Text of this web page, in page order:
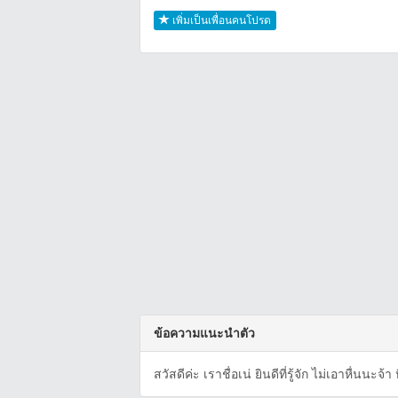
เพิ่มเป็นเพื่อนคนโปรด
ข้อความแนะนำตัว
สวัสดีค่ะ เราชื่อเน่ ยินดีที่รู้จัก ไม่เอาหื่นนะจ้